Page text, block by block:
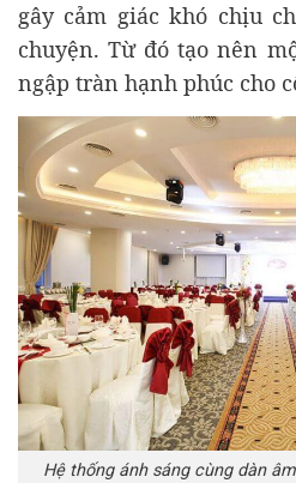
gây cảm giác khó chịu
chuyện. Từ đó tạo nên
ngập tràn hạnh phúc cho
Hệ thống ánh sáng cùng dàn